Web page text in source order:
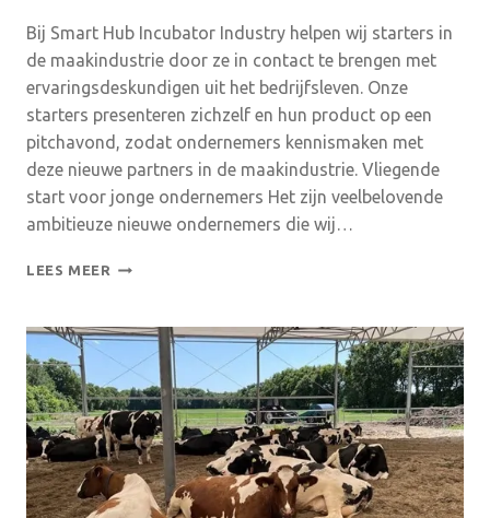
Bij Smart Hub Incubator Industry helpen wij starters in
de maakindustrie door ze in contact te brengen met
ervaringsdeskundigen uit het bedrijfsleven. Onze
starters presenteren zichzelf en hun product op een
pitchavond, zodat ondernemers kennismaken met
deze nieuwe partners in de maakindustrie. Vliegende
start voor jonge ondernemers Het zijn veelbelovende
ambitieuze nieuwe ondernemers die wij…
LEES MEER SHII
STARTERS
ONDERNEMERS
17/9